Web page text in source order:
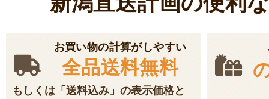
お買い物の計算がしやすい
全品送料無料
もしくは「送料込み」の表示価格と